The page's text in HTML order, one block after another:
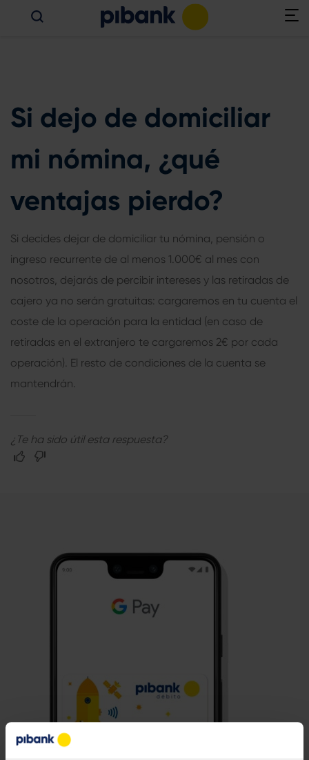
Si dejo de domiciliar
mi nómina, ¿qué
ventajas pierdo?
Si decides dejar de domiciliar tu nómina, pensión o
ingreso recurrente de al menos 1.000€ al mes con
nosotros, dejarás de percibir intereses y las retiradas de
cajero ya no serán gratuitas: cargaremos en tu cuenta el
coste de la operación para la entidad (en caso de
retiradas en el extranjero te cargaremos 2€ por cada
operación). El resto de condiciones de la cuenta se
mantendrán.
¿Te ha sido útil esta respuesta?